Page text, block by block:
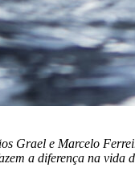
Grael e Marcelo
a diferença na vida